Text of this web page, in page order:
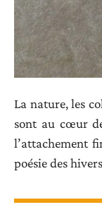
La nature, les
sont au cœur
l’attachement
poésie des